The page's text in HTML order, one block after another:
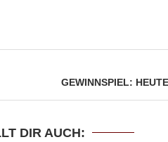
GEWINNSPIEL:
DIR AUCH: